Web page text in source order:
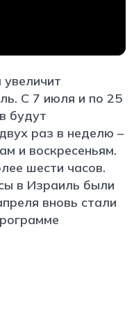
С 7 июля и по 25
будут
раз в неделю –
и воскресеньям.
шести часов.
в Израиль были
вновь стали